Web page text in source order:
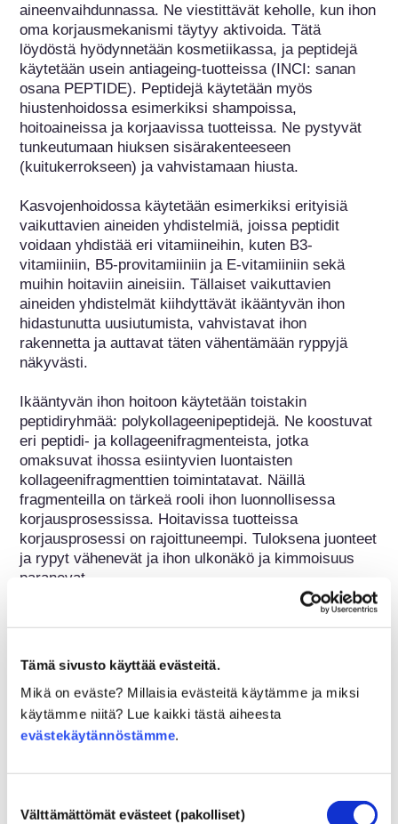
Tämä sivusto käyttää evästeitä.
Mikä on eväste? Millaisia evästeitä käytämme ja miksi
käytämme niitä? Lue kaikki tästä aiheesta
evästekäytännöstämme.
valinta
Välttämättömät evästeet (pakolliset)
aineenvaihdunnassa. Ne viestittävät keholle, kun ihon
oma korjausmekanismi täytyy aktivoida. Tätä
löydöstä hyödynnetään kosmetiikassa, ja peptidejä
käytetään usein antiageing-tuotteissa (INCI: sanan
osana PEPTIDE). Peptidejä käytetään myös
hiustenhoidossa esimerkiksi shampoissa,
hoitoaineissa ja korjaavissa tuotteissa. Ne pystyvät
tunkeutumaan hiuksen sisärakenteeseen
(kuitukerrokseen) ja vahvistamaan hiusta.
Kasvojenhoidossa käytetään esimerkiksi erityisiä
vaikuttavien aineiden yhdistelmiä, joissa peptidit
voidaan yhdistää eri vitamiineihin, kuten B3-
vitamiiniin, B5-provitamiiniin ja E-vitamiiniin sekä
muihin hoitaviin aineisiin. Tällaiset vaikuttavien
aineiden yhdistelmät kiihdyttävät ikääntyvän ihon
hidastunutta uusiutumista, vahvistavat ihon
rakennetta ja auttavat täten vähentämään ryppyjä
näkyvästi.
Ikääntyvän ihon hoitoon käytetään toistakin
peptidiryhmää: polykollageenipeptidejä. Ne koostuvat
eri peptidi- ja kollageenifragmenteista, jotka
omaksuvat ihossa esiintyvien luontaisten
kollageenifragmenttien toimintatavat. Näillä
fragmenteilla on tärkeä rooli ihon luonnollisessa
korjausprosessissa. Hoitavissa tuotteissa
korjausprosessi on rajoittuneempi. Tuloksena juonteet
ja rypyt vähenevät ja ihon ulkonäkö ja kimmoisuus
paranevat.
Kuuluu seuraaviin ainesosaryhmiin
Ainesosat ihonhoitoon
Kosmetiikan sääntely
Kosmetiikan ainesosia säännellään. Huomaathan
kuitenkin, että EU:n ulkopuolella kosmetiikan